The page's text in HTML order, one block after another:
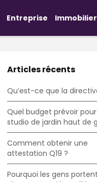
Entreprise Immobilier
Articles récents
Qu’est-ce que la
Quel budget prévoir
studio de jardin haut de
Comment obtenir une
attestation Q19 ?
Pourquoi les gens